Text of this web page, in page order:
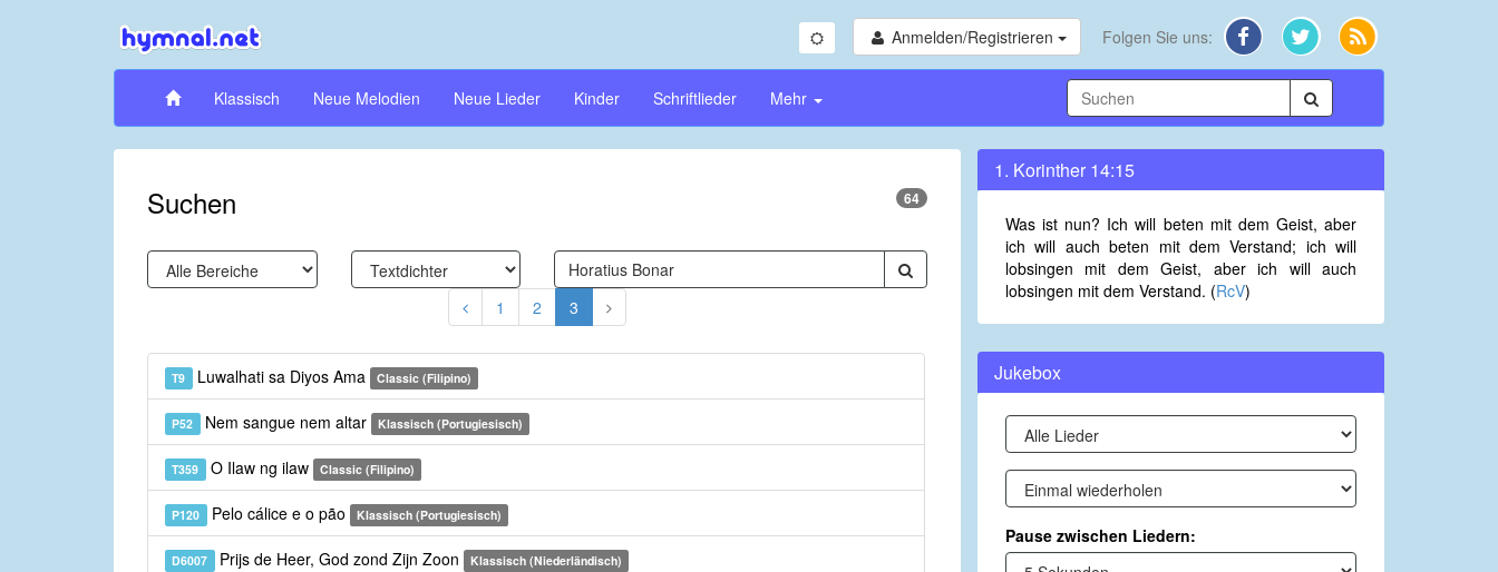
Anmelden/Registrieren Folgen Sie uns:
Klassisch Neue Melodien Neue Lieder Kinder Schriftlieder Mehr
Suchen 64
1 2 3
T9 Luwalhati sa Diyos Ama Classic (Filipino)
P52 Nem sangue nem altar Klassisch (Portugiesisch)
T359 O Ilaw ng ilaw Classic (Filipino)
P120 Pelo cálice e o pão Klassisch (Portugiesisch)
D6007 Prijs de Heer, God zond Zijn Zoon Klassisch (Niederländisch)
1. Korinther 14:15
Was ist nun? Ich will beten mit dem Geist, aber
ich will auch beten mit dem Verstand; ich will
lobsingen mit dem Geist, aber ich will auch
lobsingen mit dem Verstand. (RcV)
Jukebox
Pause zwischen Liedern: